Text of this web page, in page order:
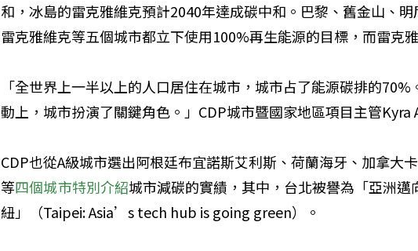
和，冰島的雷克雅維克預計2040年達成碳中和。巴黎、舊金山、
雷克雅維克等五個城市都立下使用100%再生能源的目標，而雷克
「全世界上一半以上的人口居住在城市，城市占了能源碳排的
動上，城市扮演了關鍵角色。」CDP城市暨國家地區項目主管Kyra
CDP也從A級城市選出阿根廷布宜諾斯艾利斯、荷蘭海牙、加拿大
等四個城市特別介紹城市減碳的實績，其中，台北被譽為「亞洲邁
紐」（Taipei: Asia’s tech hub is going green）。